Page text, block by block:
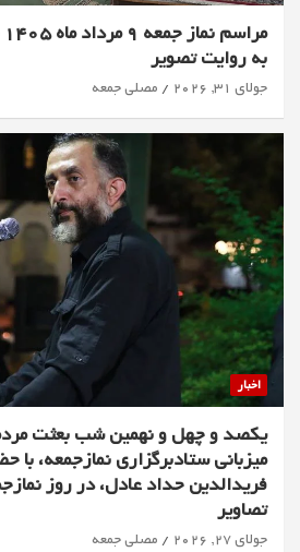
به روایت تصویر
جولای 31, 2026 مصلی جمعه
اخبار
یکصد و چهل و نهمین شب بعثت
میزبانی ستادبرگزاری نمازجمعه،
فریدالدین حداد عادل، در روز
تصاویر
جولای 27, 2026 مصلی جمعه